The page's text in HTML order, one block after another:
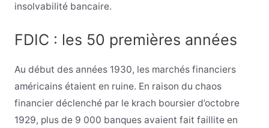
insolvabilité bancaire.
FDIC : les 50 premières années
Au début des années 1930, les marchés financiers
américains étaient en ruine. En raison du chaos
financier déclenché par le krach boursier d’octobre
1929, plus de 9 000 banques avaient fait faillite en